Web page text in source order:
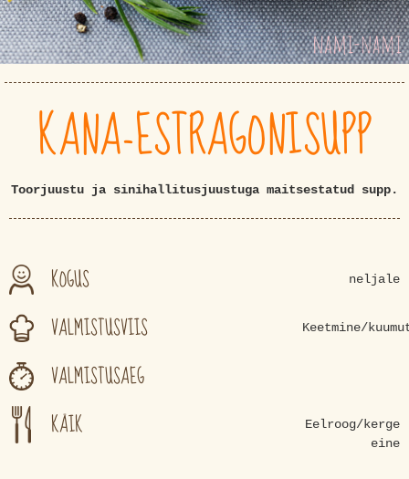
KANA-ESTRAGONISUPP
Toorjuustu ja sinihallitusjuustuga maitsestatud supp.
KOGUS neljale
VALMISTUSVIIS Keetmine/
VALMISTUSAEG
KÄIK
Eelroog/kerge
eine